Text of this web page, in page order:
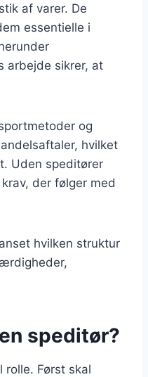
af varer. De
essentielle i
arbejde sikrer, at
og
hvilket
Uden speditører
der følger med
hvilken struktur
speditør?
rolle. Først skal